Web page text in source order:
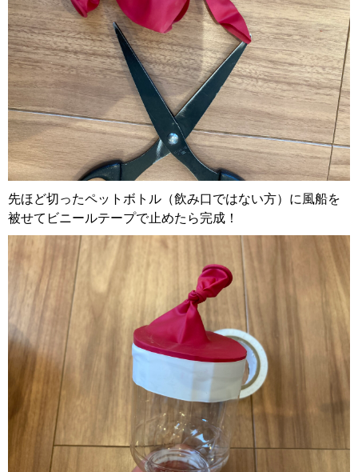
先ほど切ったペットボトル（飲み口ではない方）に風船を
被せてビニールテープで止めたら完成！